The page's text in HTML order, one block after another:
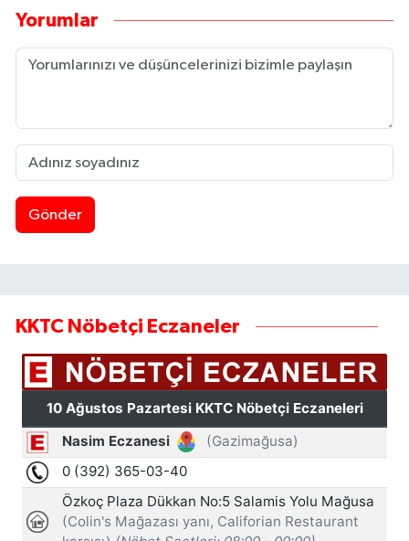
Yorumlar
Gönder
KKTC Nöbetçi Eczaneler